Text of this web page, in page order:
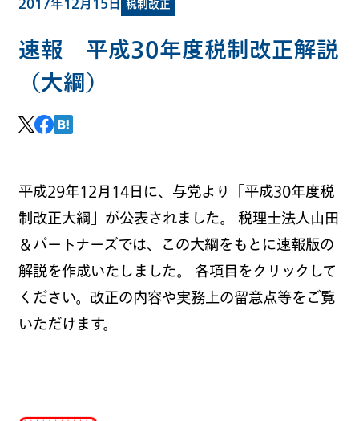
2017年12月15日 税制改正
速報 平成30年度税制改正解説
（大綱）
平成29年12月14日に、与党より「平成30年度税
制改正大綱」が公表されました。 税理士法人山田
＆パートナーズでは、この大綱をもとに速報版の
解説を作成いたしました。 各項目をクリックして
ください。改正の内容や実務上の留意点等をご覧
いただけます。